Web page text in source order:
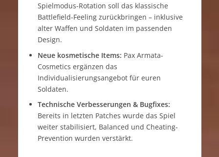
Spielmodus-Rotation soll das klassische
Battlefield-Feeling zurückbringen – inklusive
alter Waffen und Soldaten im passenden
Design.
Neue kosmetische Items: Pax Armata-
Cosmetics ergänzen das
Individualisierungsangebot für euren
Soldaten.
Technische Verbesserungen & Bugfixes:
Bereits in letzten Patches wurde das Spiel
weiter stabilisiert, Balanced und Cheating-
Prevention wurden verstärkt.